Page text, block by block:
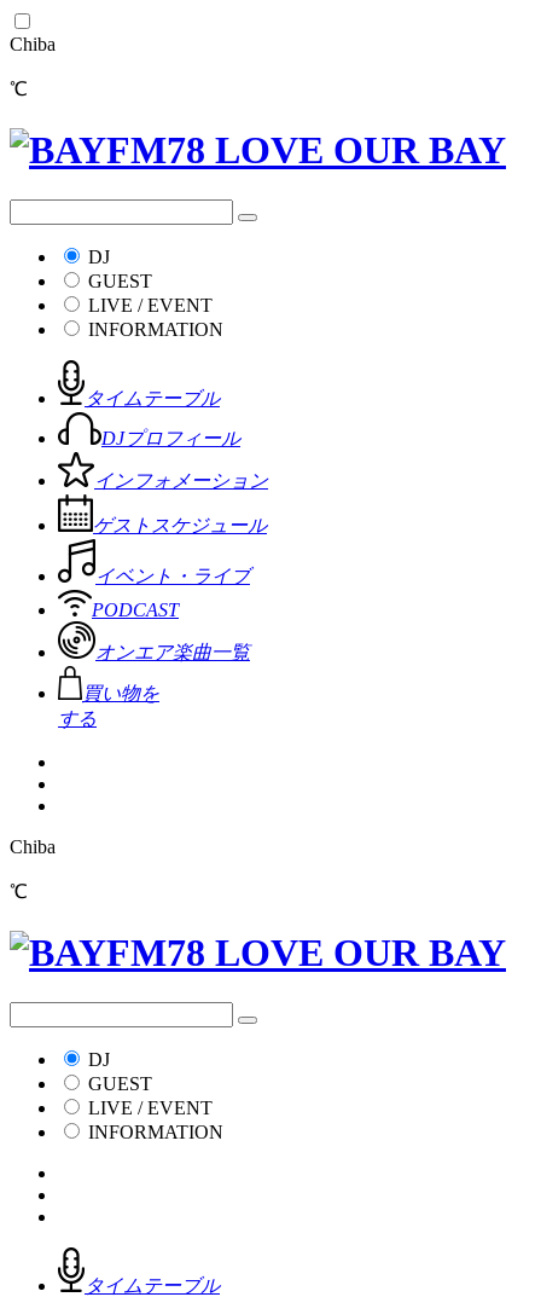
Chiba
℃
DJ
GUEST
LIVE / EVENT
INFORMATION
タイムテーブル
DJプロフィール
インフォメーション
ゲストスケジュール
イベント・ライブ
PODCAST
オンエア楽曲一覧
買い物を
する
Chiba
℃
DJ
GUEST
LIVE / EVENT
INFORMATION
タイムテーブル